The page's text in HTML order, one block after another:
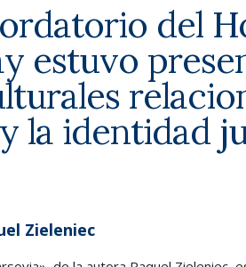
del
estuvo
la identidad
Zieleniec